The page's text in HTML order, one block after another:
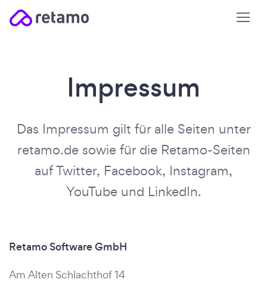
Impressum
Das Impressum gilt für alle Seiten unter
retamo.de sowie für die Retamo-Seiten
auf Twitter, Facebook, Instagram,
YouTube und LinkedIn.
Retamo Software GmbH
Am Alten Schlachthof 14